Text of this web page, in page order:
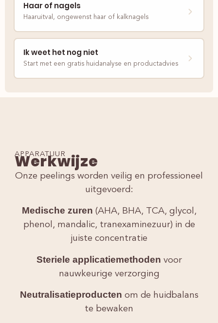
Haar of nagels
Haaruitval, ongewenst haar of kalknagels
Ik weet het nog niet
Start met een gratis huidanalyse en productadvies
APPARATUUR
Werkwijze
Onze peelings worden veilig en professioneel
uitgevoerd:
Medische zuren (AHA, BHA, TCA, glycol,
phenol, mandalic, tranexaminezuur) in de
juiste concentratie
Steriele applicatiemethoden voor
nauwkeurige verzorging
Neutralisatieproducten om de huidbalans
te bewaken